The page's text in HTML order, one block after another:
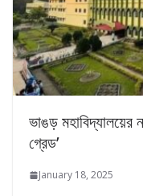
ভাঙড়
গ্রেড’
January 18, 2025